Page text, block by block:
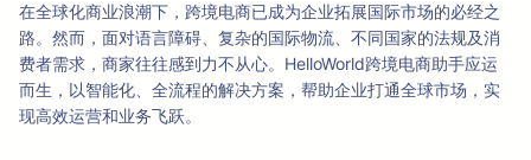
在全球化商业浪潮下，跨境电商已成为企业拓展国际市场的必经之
路。然而，面对语言障碍、复杂的国际物流、不同国家的法规及消
费者需求，商家往往感到力不从心。HelloWorld跨境电商助手应运
而生，以智能化、全流程的解决方案，帮助企业打通全球市场，实
现高效运营和业务飞跃。